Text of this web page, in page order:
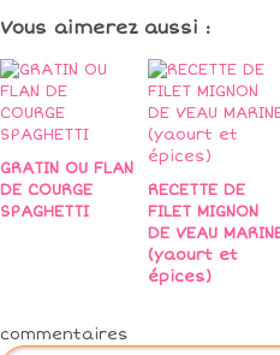
Vous aimerez aussi :
GRATIN OU FLAN
DE COURGE
SPAGHETTI
RECETTE DE
FILET MIGNON
DE VEAU
(yaourt et
épices)
commentaires